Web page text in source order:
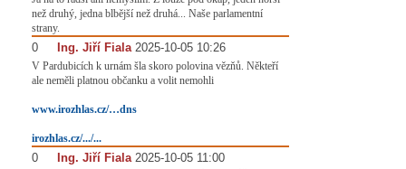
než druhý, jedna blbější než druhá... Naše parlamentní
strany.
0 Ing. Jiří Fiala 2025-10-05 10:26
V Pardubicích k urnám šla skoro polovina vězňů. Někteří
ale neměli platnou občanku a volit nemohli
www.irozhlas.cz/…dns
irozhlas.cz/.../...
0 Ing. Jiří Fiala 2025-10-05 11:00